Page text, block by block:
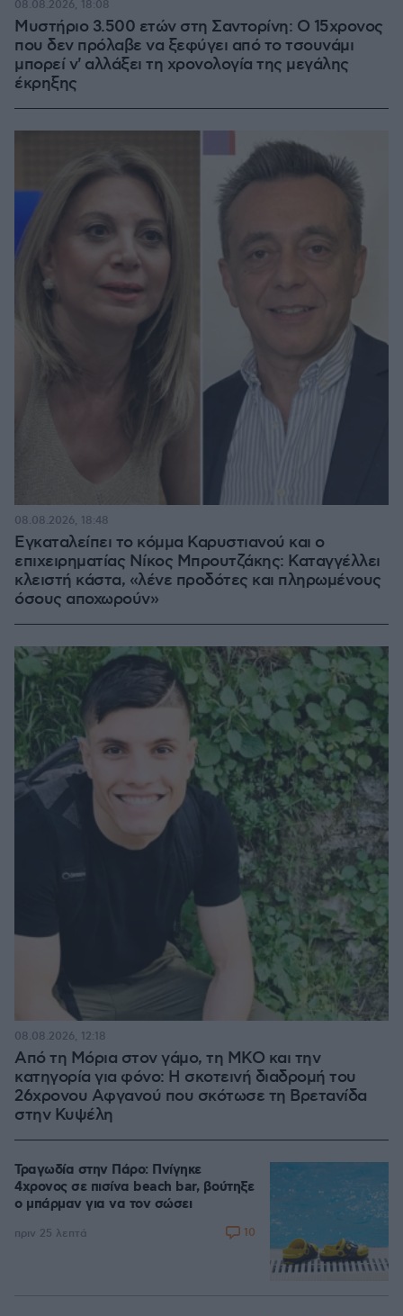
Μυστήριο 3.500 ετών στη Σαντορίνη: Ο 15χρονος
που δεν πρόλαβε να ξεφύγει από το τσουνάμι
μπορεί ν' αλλάξει τη χρονολογία της μεγάλης
έκρηξης
08.08.2026, 18:08
Εγκαταλείπει το κόμμα Καρυστιανού και ο
επιχειρηματίας Νίκος Μπρουτζάκης: Καταγγέλλει
κλειστή κάστα, «λένε προδότες και πληρωμένους
όσους αποχωρούν»
08.08.2026, 18:48
Από τη Μόρια στον γάμο, τη ΜΚΟ και την
κατηγορία για φόνο: Η σκοτεινή διαδρομή του
26χρονου Αφγανού που σκότωσε τη Βρετανίδα
στην Κυψέλη
08.08.2026, 12:18
Τραγωδία στην Πάρο: Πνίγηκε
4χρονος σε πισίνα beach bar, βούτηξε
ο μπάρμαν για να τον σώσει
πριν 25 λεπτά 10